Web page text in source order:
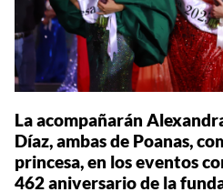
La acompañarán
Díaz, ambas de Poanas,
princesa, en los eventos
462 aniversario de la